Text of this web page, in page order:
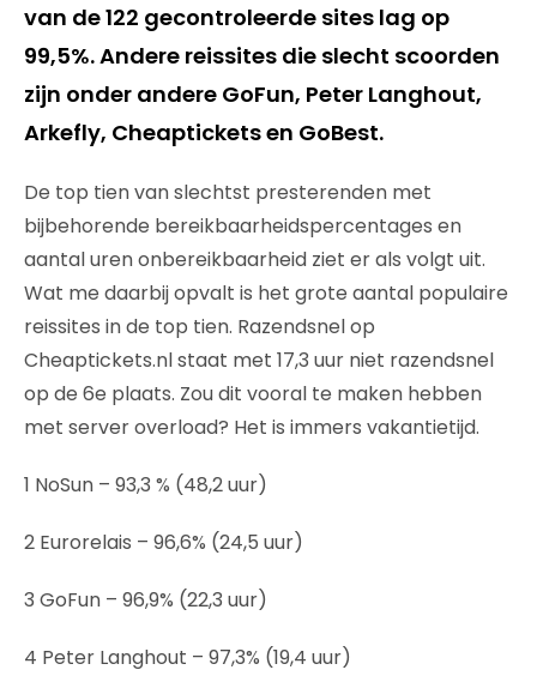
van de 122 gecontroleerde sites lag op
99,5%. Andere reissites die slecht scoorden
zijn onder andere GoFun, Peter Langhout,
Arkefly, Cheaptickets en GoBest.
De top tien van slechtst presterenden met
bijbehorende bereikbaarheidspercentages en
aantal uren onbereikbaarheid ziet er als volgt uit.
Wat me daarbij opvalt is het grote aantal populaire
reissites in de top tien. Razendsnel op
Cheaptickets.nl staat met 17,3 uur niet razendsnel
op de 6e plaats. Zou dit vooral te maken hebben
met server overload? Het is immers vakantietijd.
1 NoSun – 93,3 % (48,2 uur)
2 Eurorelais – 96,6% (24,5 uur)
3 GoFun – 96,9% (22,3 uur)
4 Peter Langhout – 97,3% (19,4 uur)